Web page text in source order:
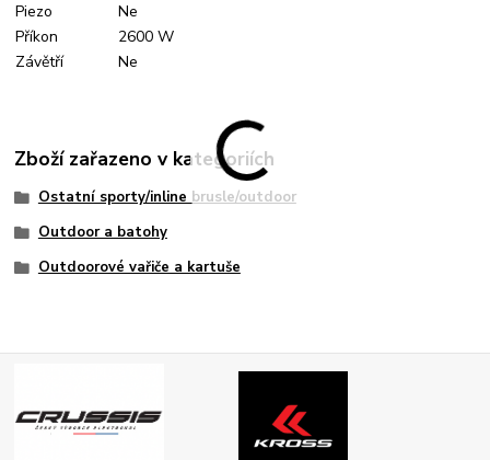
Piezo
Ne
Příkon
2600 W
Závětří
Ne
Zboží zařazeno v kategoriích
Ostatní sporty/inline brusle/outdoor
Outdoor a batohy
Outdoorové vařiče a kartuše